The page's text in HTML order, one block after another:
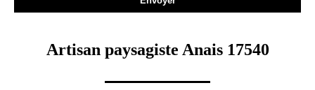
Artisan paysagiste Anais 17540